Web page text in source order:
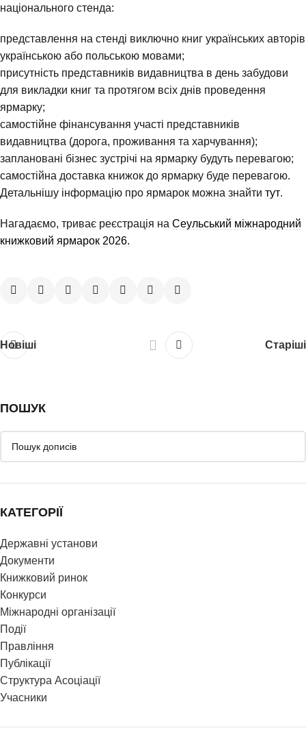
національного стенда:
представлення на стенді виключно книг українських авторів
українською або польською мовами;
присутність представників видавництва в день забудови
для викладки книг та протягом всіх днів проведення
ярмарку;
самостійне фінансування участі представників
видавництва (дорога, проживання та харчування);
заплановані бізнес зустрічі на ярмарку будуть перевагою;
самостійна доставка книжок до ярмарку буде перевагою.
Детальнішу інформацію про ярмарок можна знайти тут.
Нагадаємо, триває реєстрація на Сеульський міжнародний
книжковий ярмарок 2026.
Новіші Старіші
ПОШУК
КАТЕГОРІЇ
Державні установи
Документи
Книжковий ринок
Конкурси
Міжнародні організації
Події
Правління
Публікації
Структура Асоціації
Учасники